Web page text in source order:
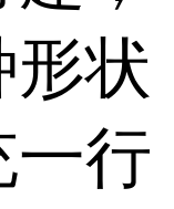
形状
一行